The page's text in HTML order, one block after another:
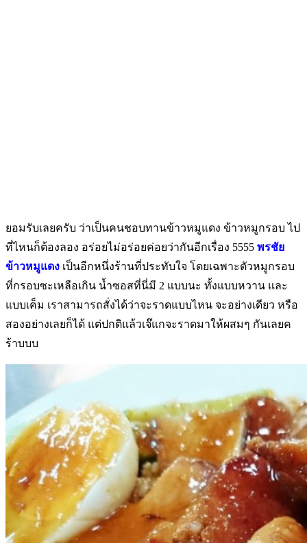
ยอมรับเลยครับ ว่าเป็นคนชอบทานข้าวหมูแดง ข้าวหมูกรอบ ไป
ที่ไหนก็ต้องลอง อร่อยไม่อร่อยค่อยว่ากันอีกเรื่อง 5555 พรชัย
ข้าวหมูแดง เป็นอีกหนึ่งร้านที่ประทับใจ โดยเฉพาะตัวหมูกรอบ
ที่กรอบซะเหลือเกิน น้ำซอสที่นี่มี 2 แบบนะ ทั้งแบบหวาน และ
แบบเค็ม เราสามารถสั่งได้ว่าจะราดแบบไหน จะอย่างเดียว หรือ
สองอย่างเลยก็ได้ แต่ปกติแล้วเจ๊แกจะราดมาให้ผสมๆ กันเลยค
ร้าบบบ